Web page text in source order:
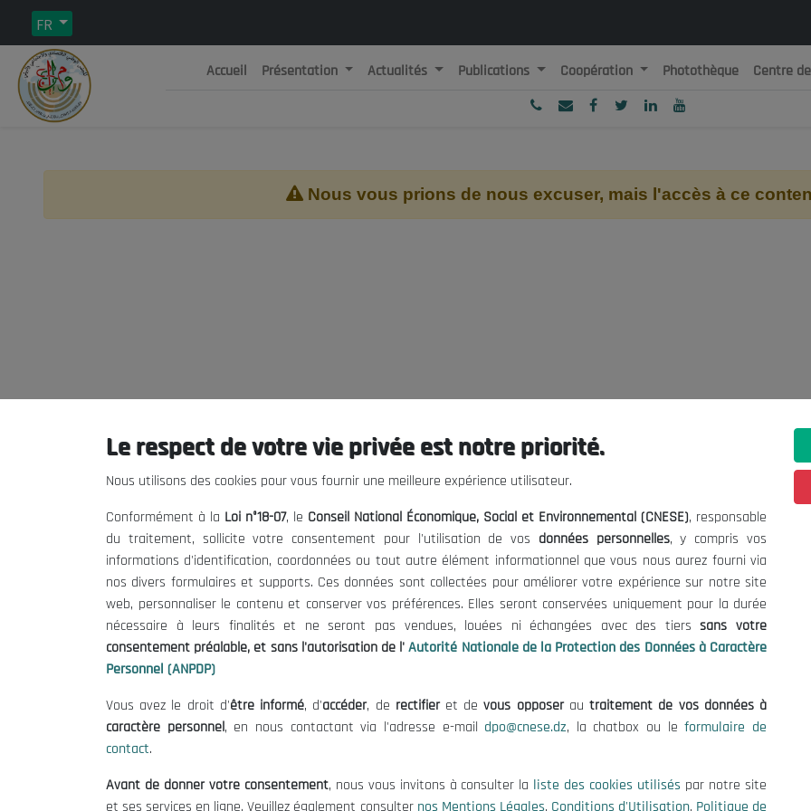
FR
République Algérienne Démocratique et Populaire
Accueil Présentation Actualités Publications Coopération Photothèque Centre
Nous vous prions de nous excuser, mais l'accès à ce
Le CNESE
Le président
Organisation
Publications
Informations utiles
Mentions Légales
Conditions d'Utilisation
Politique de Protection des Données
Politique des Cookies
contact@cnese.dz
Suggestions ou Initiatives ?
Newsletter
Inscrivez-vous, soyez le premier à
nos dernières nouvelles.
Suivez-Nous!
© 2026 Conseil National Économique, Social et Environnemental
Le respect de votre vie privée est notre priorité.
Nous utilisons des cookies pour vous fournir une meilleure expérience utilisateur.
Conformément à la Loi n°18-07, le Conseil National Économique, Social et Environnemental (CNESE), responsable
du traitement, sollicite votre consentement pour l'utilisation de vos données personnelles, y compris vos
informations d'identification, coordonnées ou tout autre élément informationnel que vous nous aurez fourni via
nos divers formulaires et supports. Ces données sont collectées pour améliorer votre expérience sur notre site
web, personnaliser le contenu et conserver vos préférences. Elles seront conservées uniquement pour la durée
nécessaire à leurs finalités et ne seront pas vendues, louées ni échangées avec des tierssans votre
consentement préalable, et sans l'autorisation de l' Autorité Nationale de la Protection des Données à Caractère
Personnel (ANPDP)
Vous avez le droit d'être informé, d'accéder, de rectifieret devous opposerautraitement de vos données à
caractère personnel, en nous contactant via l'adresse e-mail dpo@cnese.dz, la chatbox ou leformulaire de
contact.
Avant de donner votre consentement, nous vous invitons à consulter la liste des cookies utilisés par notre site
et ses services en ligne. Veuillez également consulter nos Mentions Légales, Conditions d'Utilisation, Politique de